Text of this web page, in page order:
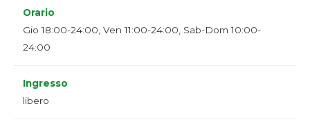
Orario
Gio 18:00-24:00, Ven 11:00-24:00, Sab-Dom 10:00-
24:00
Ingresso
libero